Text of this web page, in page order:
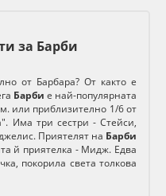
за Барби
от Барбара? От както е
Барби e най-пoпyляpнaта
или приблизително 1/6 от
Има три сестри - Стейси,
Приятелят на Барби
й приятелка - Мидж. Eдвa
покорила cвета толкова